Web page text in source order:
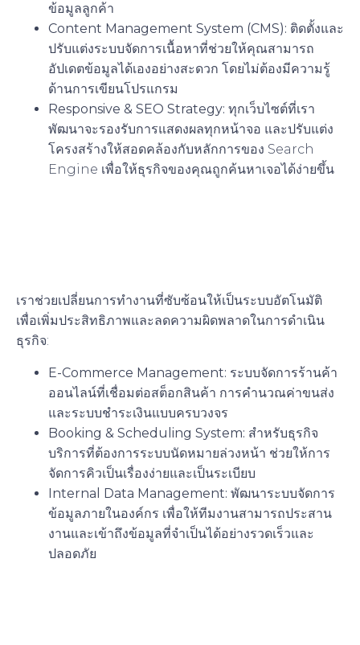
ข้อมูลลูกค้า
Content Management System (CMS): ติดตั้งและ
ปรับแต่งระบบจัดการเนื้อหาที่ช่วยให้คุณสามารถ
อัปเดตข้อมูลได้เองอย่างสะดวก โดยไม่ต้องมีความรู้
ด้านการเขียนโปรแกรม
Responsive & SEO Strategy: ทุกเว็บไซต์ที่เรา
พัฒนาจะรองรับการแสดงผลทุกหน้าจอ และปรับแต่ง
โครงสร้างให้สอดคล้องกับหลักการของ Search
Engine เพื่อให้ธุรกิจของคุณถูกค้นหาเจอได้ง่ายขึ้น
เราช่วยเปลี่ยนการทำงานที่ซับซ้อนให้เป็นระบบอัตโนมัติ
เพื่อเพิ่มประสิทธิภาพและลดความผิดพลาดในการดำเนิน
ธุรกิจ:
E-Commerce Management: ระบบจัดการร้านค้า
ออนไลน์ที่เชื่อมต่อสต็อกสินค้า การคำนวณค่าขนส่ง
และระบบชำระเงินแบบครบวงจร
Booking & Scheduling System: สำหรับธุรกิจ
บริการที่ต้องการระบบนัดหมายล่วงหน้า ช่วยให้การ
จัดการคิวเป็นเรื่องง่ายและเป็นระเบียบ
Internal Data Management: พัฒนาระบบจัดการ
ข้อมูลภายในองค์กร เพื่อให้ทีมงานสามารถประสาน
งานและเข้าถึงข้อมูลที่จำเป็นได้อย่างรวดเร็วและ
ปลอดภัย